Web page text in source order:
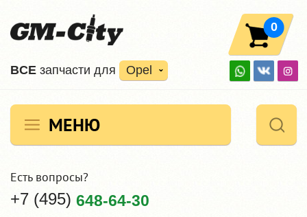
ВCE запчасти для Opel
0
МЕНЮ
Есть вопросы?
+7 (495) 648-64-30